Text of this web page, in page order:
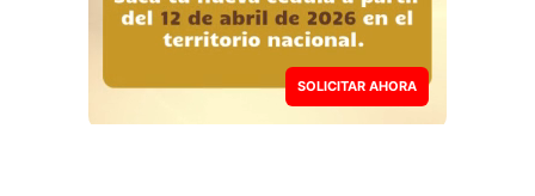
SOLICITAR AHORA